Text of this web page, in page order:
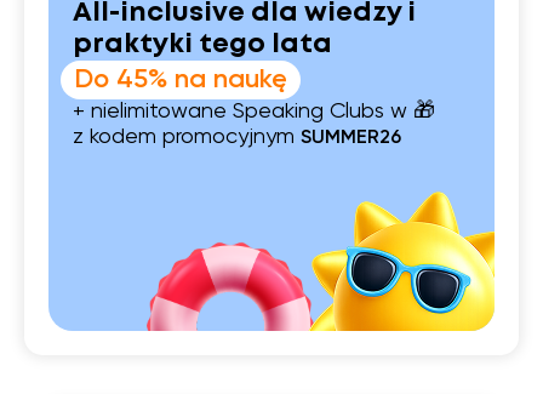
All-inclusive dla wiedzy i
praktyki tego lata
Do 45% na naukę
+ nielimitowane Speaking Clubs w 🎁
z kodem promocyjnym SUMMER26